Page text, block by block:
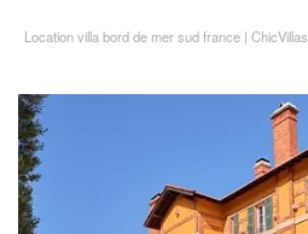
Location villa bord de mer sud france | ChicVillas